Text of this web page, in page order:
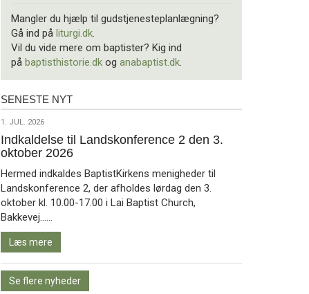
Mangler du hjælp til gudstjenesteplanlægning?
Gå ind på liturgi.dk
Vil du vide mere om baptister? Kig ind
på baptisthistorie.dk og anabaptist.dk
Seneste
SENESTE NYT
1.
jul.
2026
1. JUL. 2026
Indkaldelse til Landskonference 2 den 3.
oktober 2026
Hermed indkaldes BaptistKirkens menigheder til
Landskonference 2, der afholdes lørdag den 3.
oktober kl. 10.00-17.00 i Lai Baptist Church,
Bakkevej……
mere
Læs mere
Se flere nyheder